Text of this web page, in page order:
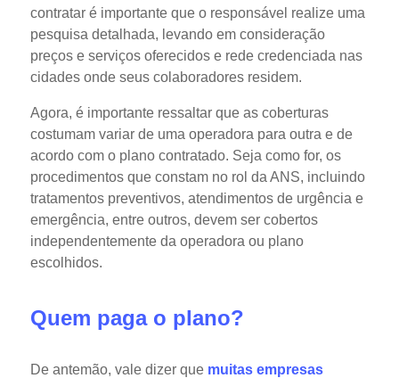
contratar é importante que o responsável realize uma
pesquisa detalhada, levando em consideração
preços e serviços oferecidos e rede credenciada nas
cidades onde seus colaboradores residem.
Agora, é importante ressaltar que as coberturas
costumam variar de uma operadora para outra e de
acordo com o plano contratado. Seja como for, os
procedimentos que constam no rol da ANS, incluindo
tratamentos preventivos, atendimentos de urgência e
emergência, entre outros, devem ser cobertos
independentemente da operadora ou plano
escolhidos.
Quem paga o plano?
De antemão, vale dizer que muitas empresas